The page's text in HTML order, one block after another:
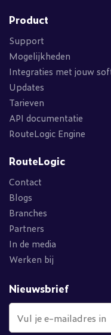
Product
Support
Mogelijkheden
Integraties met jouw
Updates
Tarieven
API documentatie
RouteLogic Engine
RouteLogic
Contact
Blogs
Branches
Partners
In de media
Werken bij
Nieuwsbrief